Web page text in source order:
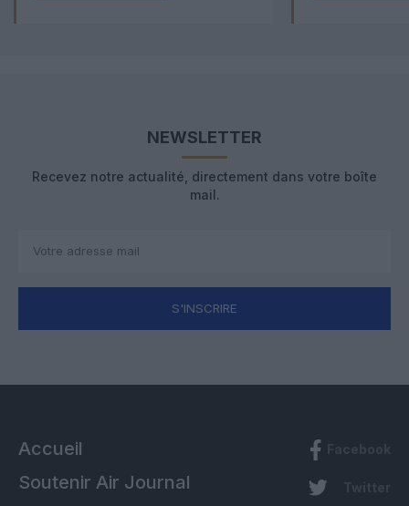
NEWSLETTER
Recevez notre actualité, directement dans votre boîte
mail.
S'INSCRIRE
Accueil
Soutenir Air Journal